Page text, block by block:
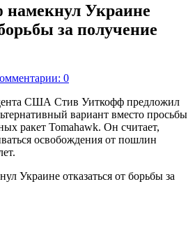
Украине
за получение
0
США Стив Уиткофф предложил
вариант вместо просьбы
ракет Tomahawk. Он считает,
освобождения от пошлин